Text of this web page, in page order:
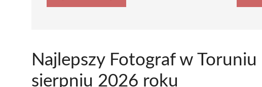
Najlepszy Fotograf w
sierpniu 2026 roku